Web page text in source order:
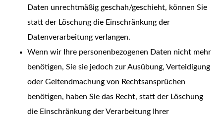
Daten unrechtmäßig geschah/geschieht, können Sie
statt der Löschung die Einschränkung der
Datenverarbeitung verlangen.
Wenn wir Ihre personenbezogenen Daten nicht mehr
benötigen, Sie sie jedoch zur Ausübung, Verteidigung
oder Geltendmachung von Rechtsansprüchen
benötigen, haben Sie das Recht, statt der Löschung
die Einschränkung der Verarbeitung Ihrer